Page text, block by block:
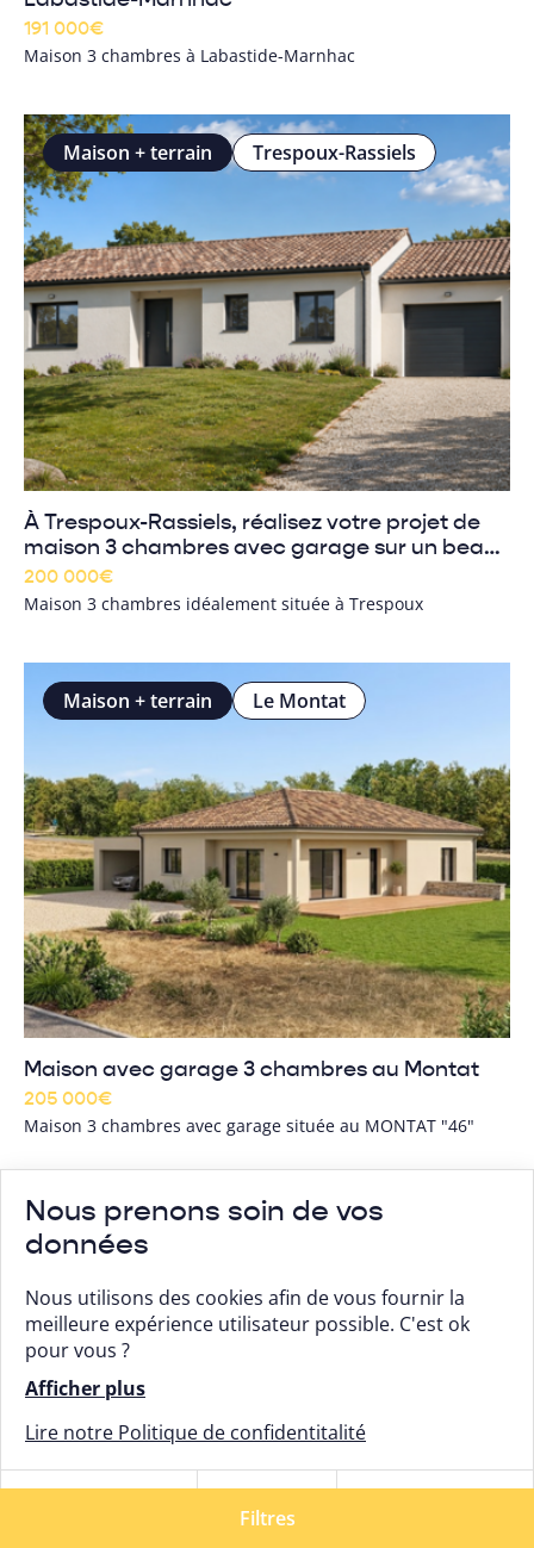
Filtres
191 000€
Maison 3 chambres à Labastide-Marnhac
Maison + terrain Trespoux-Rassiels
À Trespoux-Rassiels, réalisez votre projet de
maison 3 chambres avec garage sur un beau
terrain boisé de 830 m²
200 000€
Maison 3 chambres idéalement située à Trespoux
Maison + terrain Le Montat
Maison avec garage 3 chambres au Montat
205 000€
Maison 3 chambres avec garage située au MONTAT "46"
Maison + terrain Le Montat
Nous prenons soin de vos
données
Nous utilisons des cookies afin de vous fournir la
meilleure expérience utilisateur possible. C'est ok
pour vous ?
Afficher plus
Lire notre Politique de confidentitalité
Paramétrer